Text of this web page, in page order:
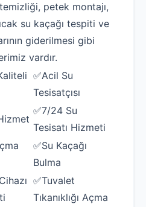
petek montajı,
su kaçağı tespiti ve
giderilmesi gibi
vardır.
✅Acil Su
Tesisatçısı
✅7/24 Su
Tesisatı Hizmeti
✅Su Kaçağı
Bulma
✅Tuvalet
Tıkanıklığı Açma